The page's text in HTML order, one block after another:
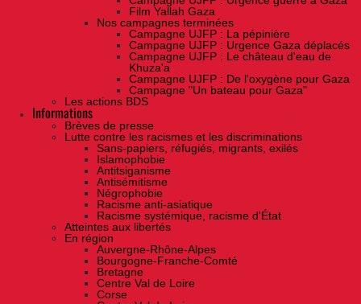
Film Yallah Gaza
Nos campagnes terminées
Campagne UJFP : La pépinière
Campagne UJFP : Urgence Gaza déplacés
Campagne UJFP : Le château d'eau de
Khuza'a
Campagne UJFP : De l'oxygène pour Gaza
Campagne "Un bateau pour Gaza"
Les actions BDS
Informations
Brèves de presse
Lutte contre les racismes et les discriminations
Sans-papiers, réfugiés, migrants, exilés
Islamophobie
Antitsiganisme
Antisémitisme
Négrophobie
Racisme anti-asiatique
Racisme systémique, racisme d'État
Atteintes aux libertés
En région
Auvergne-Rhône-Alpes
Bourgogne-Franche-Comté
Bretagne
Centre Val de Loire
Corse